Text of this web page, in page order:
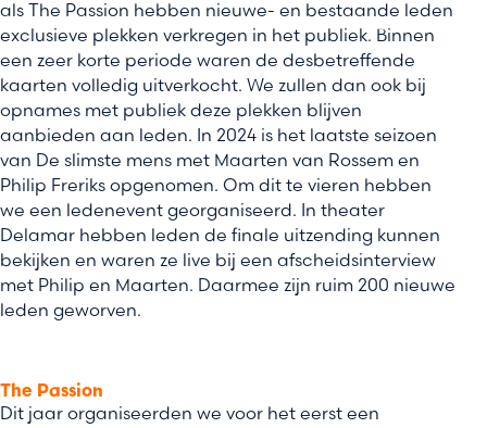
als The Passion hebben nieuwe- en bestaande leden
exclusieve plekken verkregen in het publiek. Binnen
een zeer korte periode waren de desbetreffende
kaarten volledig uitverkocht. We zullen dan ook bij
opnames met publiek deze plekken blijven
aanbieden aan leden. In 2024 is het laatste seizoen
van De slimste mens met Maarten van Rossem en
Philip Freriks opgenomen. Om dit te vieren hebben
we een ledenevent georganiseerd. In theater
Delamar hebben leden de finale uitzending kunnen
bekijken en waren ze live bij een afscheidsinterview
met Philip en Maarten. Daarmee zijn ruim 200 nieuwe
leden geworven.
The Passion
Dit jaar organiseerden we voor het eerst een